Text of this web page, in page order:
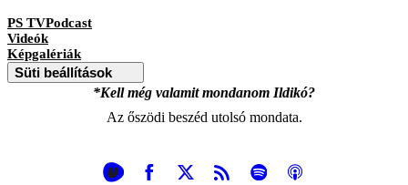
PS TVPodcast
Videók
Képgalériák
Süti beállítások
*Kell még valamit mondanom Ildikó?
Az őszödi beszéd utolsó mondata.